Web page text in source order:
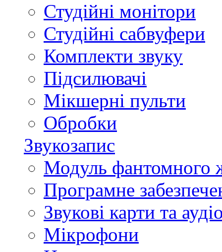
Студійні монітори
Студійні сабвуфери
Комплекти звуку
Підсилювачі
Мікшерні пульти
Обробки
Звукозапис
Модуль фантомного
Програмне
Звукові карти та
Мікрофони